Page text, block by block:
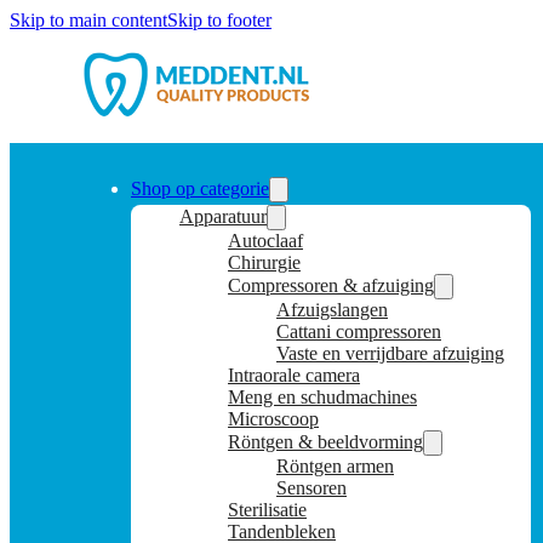
Skip to main contentSkip to footer
Shop op categorie
Apparatuur
Autoclaaf
Chirurgie
Compressoren & afzuiging
Afzuigslangen
Cattani compressoren
Vaste en verrijdbare afzuiging
Intraorale camera
Meng en schudmachines
Microscoop
Röntgen & beeldvorming
Röntgen armen
Sensoren
Sterilisatie
Tandenbleken